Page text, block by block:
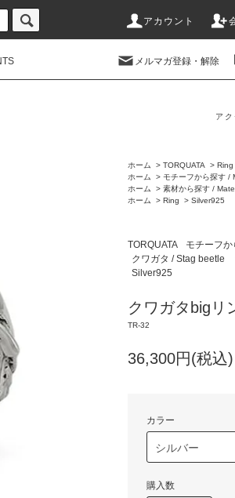
アカウント
メルマガ登録・解除
ア
ホーム > TORQUATA > Ring
ホーム
> モチーフから探す /
ホーム
> 素材から探す /
ホーム
> Ring > Silver925
TORQUATA モチーフ
クワガタ / Stag beetle
Silver925
クワガタbigリ
TR-32
36,300円(税込)
カラー
購入数